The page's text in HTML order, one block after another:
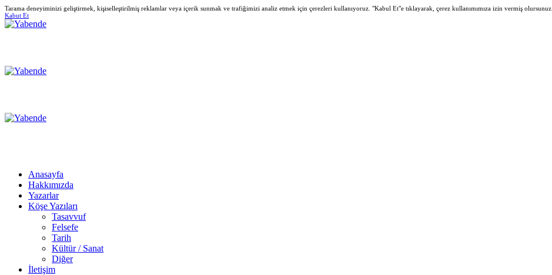
Tarama deneyiminizi geliştirmek, kişiselleştirilmiş reklamlar veya içerik sunmak ve trafiğimizi analiz etmek için çerezleri kullanıyoruz. "Kabul Et"e tıklayarak, çerez kullanımımıza izin vermiş olursunuz.
Kabut Et
Anasayfa
Hakkımızda
Yazarlar
Köşe Yazıları
Tasavvuf
Felsefe
Tarih
Kültür / Sanat
Diğer
İletişim